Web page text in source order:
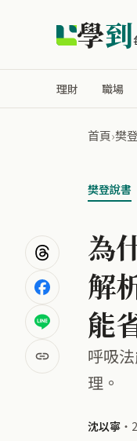
學到
理財 職場
首頁›樊
樊登說書
為
解
能
呼吸
理。
沈以寧 ・